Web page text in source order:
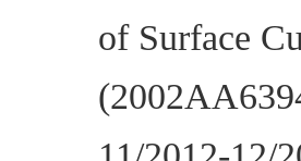
of Surface